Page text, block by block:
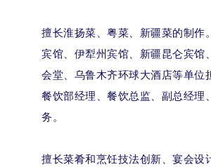
擅长淮扬菜、粤菜、新疆菜的制作
宾馆、伊犁州宾馆、新疆昆仑宾馆
会堂、乌鲁木齐环球大酒店等单位
餐饮部经理、餐饮总监、副总经理
务。
擅长菜肴和烹饪技法创新、宴会设